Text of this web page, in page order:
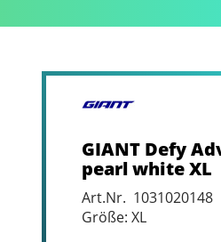
GIANT Defy
pearl white XL
Art.Nr. 1031020148
Größe: XL